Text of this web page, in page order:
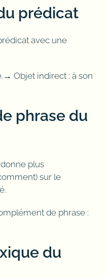
prédicat
avec une
Objet indirect : à son
phrase du
plus
sur le
de phrase :
du